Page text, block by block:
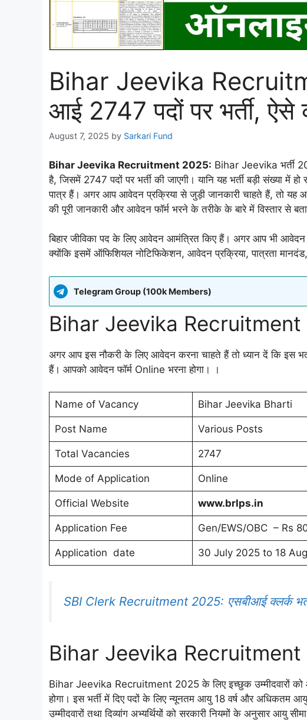
Bihar Jeevika
आई 2747 पदों पर भर्ती,
August 7, 2025 by Sarkari Fund
Bihar Jeevika Recruitment 2025: Bihar Jeevika भर्ती
है, जिसमें 2747 पदों पर भर्ती की जाएगी। यानि यह भर्ती बड़ी संख्या में
पात्र हैं। अगर आप आवेदन प्रक्रिया से जुड़ी जानकारी चाहते हैं, तो
की पूरी जानकारी और आवेदन फॉर्म भरने के तरीके के बारे में विस्तार से
बिहार जीविका पद के लिए आवेदन आमंत्रित किए हैं। अगर आप भी आवेदन
क्योंकि इसमें ऑफिशियल नोटिफिकेशन, आवेदन प्रक्रिया, पात्रता
Telegram Group (100k Members)
Bihar Jeevika
अगर आप इस नौकरी के लिए आवेदन करना चाहते हैं तो ध्यान दें कि इस
हैं। आपको आवेदन फॉर्म Online भरना होगा। ।
Name of Vacancy Bihar Jeevika Bharti
Post Name Various Posts
Total Vacancies 2747
Mode of Application Online
Official Website www.brlps.in
Application Fee Gen/EWS/OBC – Rs
Application date 30 July 2025 to 18
SBI Clerk Recruitment 2025: एसबीआई क्लर्क
Bihar Jeevika
Bihar Jeevika Recruitment 2025 के लिए इच्छुक उम्मीदवारों
होगा। इस भर्ती में दिए पदों के लिए न्यूनतम आयु 18 वर्ष और अधिकतम
उम्मीदवारों तथा दिव्यांग अभ्यर्थियों को सरकारी नियमों के अनुसार आयु